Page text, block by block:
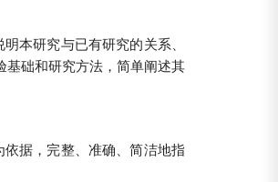
本研究与已有研究的关系、
基础和研究方法，简单阐述其
据，完整、准确、简洁地指